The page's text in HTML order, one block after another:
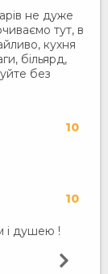
не дуже
тут, в
кухня
більярд,
без
10
10
і душею !